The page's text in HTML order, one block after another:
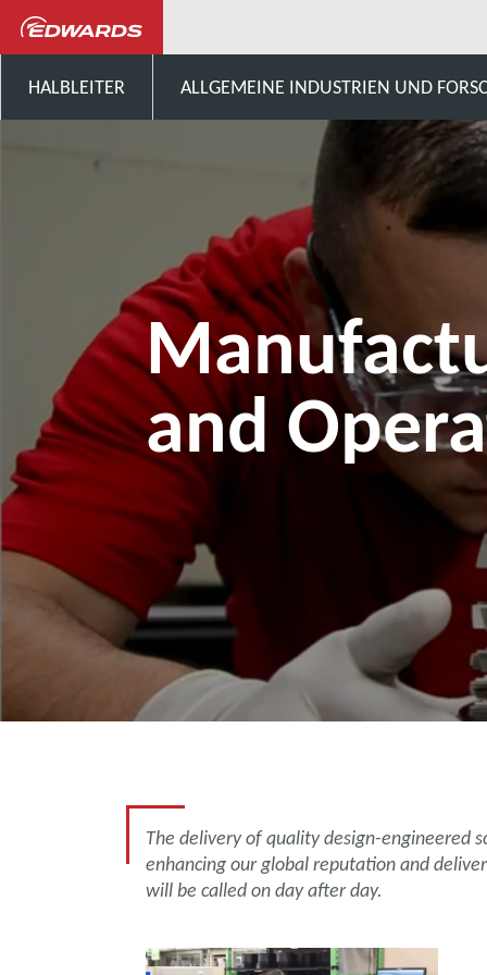
HALBLEITER ALLGEMEINE INDUSTRIEN UND
and
The delivery of quality design-engineered
enhancing our global reputation and
will be called on day after day.